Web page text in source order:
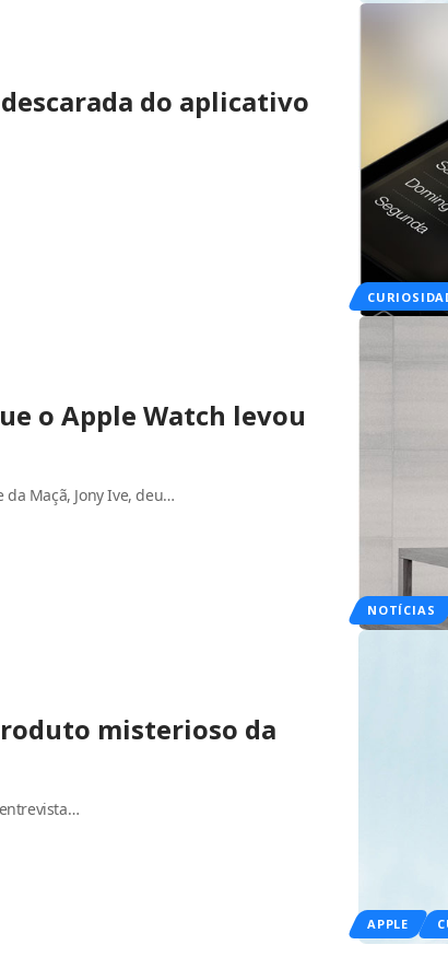
do aplicativo
NOTÍCIAS
o Apple Watch levou
Maçã, Jony Ive, deu…
APPLE
misterioso da